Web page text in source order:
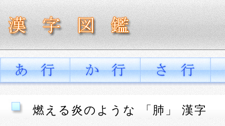
燃える炎のような 「肺」 漢字